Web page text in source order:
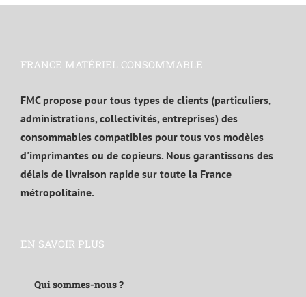
FRANCE MATÉRIEL CONSOMMABLE
FMC propose pour tous types de clients (particuliers,
administrations, collectivités, entreprises) des
consommables compatibles pour tous vos modèles
d'imprimantes ou de copieurs. Nous garantissons des
délais de livraison rapide sur toute la France
métropolitaine.
EN SAVOIR PLUS
Qui sommes-nous ?